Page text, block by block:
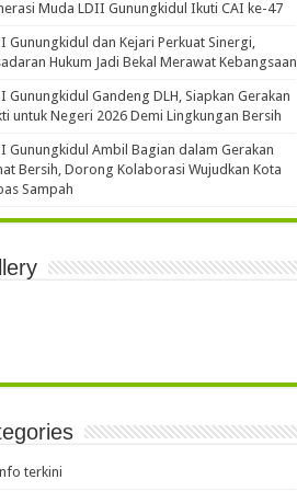
Muda LDII Gunungkidul Ikuti CAI ke-47
Gunungkidul dan Kejari Perkuat Sinergi,
Hukum Jadi Bekal Merawat Kebangsaan
Gunungkidul Gandeng DLH, Siapkan Gerakan
untuk Negeri 2026 Demi Lingkungan Bersih
Gunungkidul Ambil Bagian dalam Gerakan
Bersih, Dorong Kolaborasi Wujudkan Kota
Sampah
terkini